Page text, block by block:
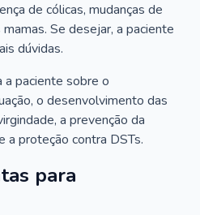
de cólicas, mudanças de
Se desejar, a paciente
dúvidas.
paciente sobre o
o desenvolvimento das
a prevenção da
a proteção contra DSTs.
para